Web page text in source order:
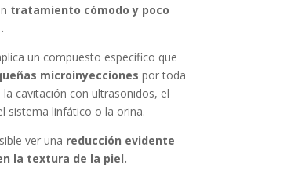
tratamiento cómodo y poco
un compuesto específico que
microinyecciones por toda
cavitación con ultrasonidos, el
sistema linfático o la orina.
ver una reducción evidente
la textura de la piel.